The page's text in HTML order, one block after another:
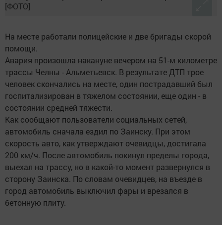
На месте работали полицейские и две бригады скорой
помощи.
Авария произошла накануне вечером на 51-м километре
трассы Челны - Альметьевск. В результате ДТП трое
человек скончались на месте, один пострадавший был
госпитализирован в тяжелом состоянии, еще один - в
состоянии средней тяжести.
Как сообщают пользователи социальных сетей,
автомобиль сначала ездил по Заинску. При этом
скорость авто, как утверждают очевидцы, достигала
200 км/ч. После автомобиль покинул пределы города,
выехал на трассу, но в какой-то момент развернулся в
сторону Заинска. По словам очевидцев, на въезде в
город автомобиль выключил фары и врезался в
бетонную плиту.